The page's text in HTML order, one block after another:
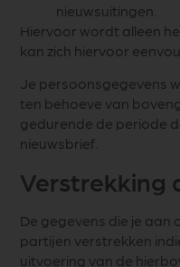
nieuwsuitingen.
Hiervoor wordt alleen
kan zich hiervoor
Je persoonsgegevens
ten behoeve van
gedurende de periode
nieuwsbrief.
Verstrekking
De gegevens die je aan
partijen verstrekken
uitvoering van de